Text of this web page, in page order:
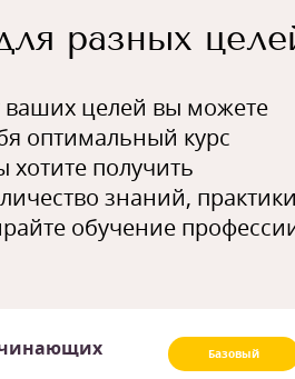
разных
ваших целей вы можете
оптимальный курс
хотите получить
знаний,
обучение
Базовый